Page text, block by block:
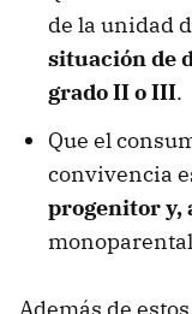
de la unidad
situación de
grado II o III.
Que el
convivencia
progenitor y,